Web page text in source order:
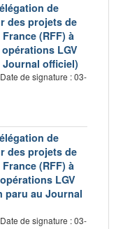
de
des projets de
(RFF) à
LGV
Journal officiel)
Date de signature : 03-
de
des projets de
(RFF) à
LGV
paru au Journal
Date de signature : 03-